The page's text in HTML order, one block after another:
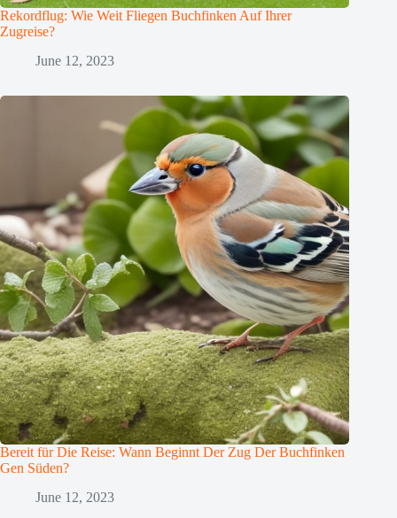
Rekordflug: Wie Weit Fliegen Buchfinken Auf Ihrer
Zugreise?
June 12, 2023
Bereit für Die Reise: Wann Beginnt Der Zug Der Buchfinken
Gen Süden?
June 12, 2023